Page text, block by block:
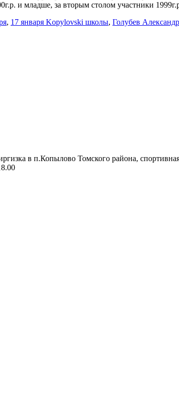
и младше, за вторым столом участники
, 17 января Kopylovski школы, Голубев Александр
в п.Копылово Томского района,